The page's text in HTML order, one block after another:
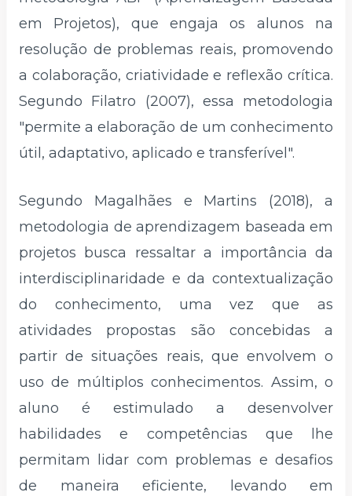
em Projetos), que engaja os alunos na
resolução de problemas reais, promovendo
a colaboração, criatividade e reflexão crítica.
Segundo Filatro (2007), essa metodologia
"permite a elaboração de um conhecimento
útil, adaptativo, aplicado e transferível".
Segundo Magalhães e Martins (2018), a
metodologia de aprendizagem baseada em
projetos busca ressaltar a importância da
interdisciplinaridade e da contextualização
do conhecimento, uma vez que as
atividades propostas são concebidas a
partir de situações reais, que envolvem o
uso de múltiplos conhecimentos. Assim, o
aluno é estimulado a desenvolver
habilidades e competências que lhe
permitam lidar com problemas e desafios
de maneira eficiente, levando em